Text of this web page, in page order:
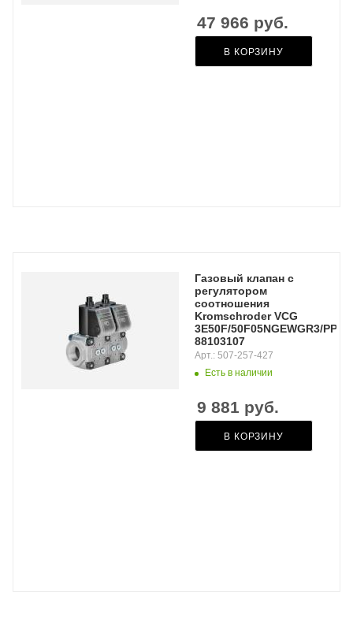
47 966 руб.
В КОРЗИНУ
Газовый клапан с
регулятором
соотношения
Kromschroder VCG
3E50F/50F05NGEWGR3/
88103107
Есть в наличии
Арт.: 507-257-427
9 881 руб.
В КОРЗИНУ